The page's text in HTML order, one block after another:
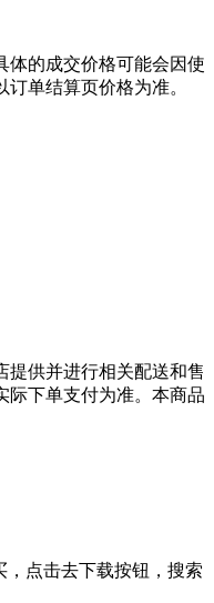
体的成交价格可能会因使
单结算页价格为准。
提供并进行相关配送和售
际下单支付为准。本商品
，点击去下载按钮，搜索